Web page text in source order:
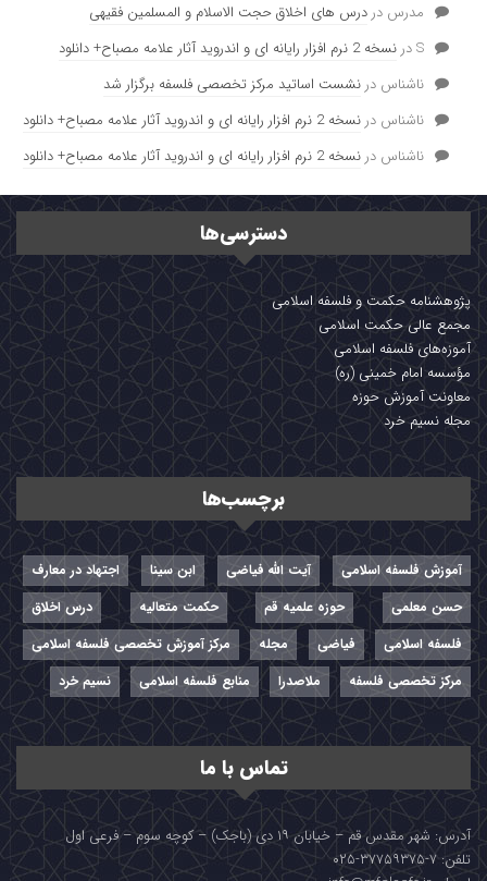
مدرس دردرس های اخلاق حجت الاسلام و المسلمین فقیهی
Sدرنسخه 2 نرم افزار رایانه ای و اندروید آثار علامه مصباح+ دانلود
ناشناس درنشست اساتید مرکز تخصصی فلسفه برگزار شد
ناشناس درنسخه 2 نرم افزار رایانه ای و اندروید آثار علامه مصباح+ دانلود
ناشناس درنسخه 2 نرم افزار رایانه ای و اندروید آثار علامه مصباح+ دانلود
دسترسی‌ها
پژوهشنامه حکمت و فلسفه اسلامی
مجمع عالی حکمت اسلامی
آموزه‌های فلسفه اسلامی
مؤسسه امام خمینی (ره)
معاونت آموزش حوزه
مجله نسیم خرد
برچسب‌ها
آموزش فلسفه اسلامی آیت الله فیاضی ابن سینا
اجتهاد در معارف
حسن معلمی
حوزه علمیه قم حکمت متعالیه
درس اخلاق
فلسفه اسلامی
فیاضی مجله
مرکز آموزش تخصصی فلسفه اسلامی
مرکز تخصصی فلسفه
ملاصدرا منابع فلسفه اسلامی نسیم خرد
تماس با ما
آدرس: شهر مقدس قم – خیابان ۱۹ دی (باجک) – کوچه سوم – فرعی اول
تلفن: ۷-۳۷۷۵۹۳۷۵-۰۲۵